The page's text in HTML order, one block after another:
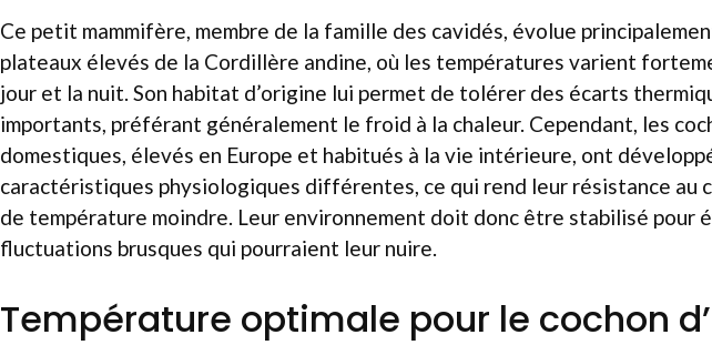
Ce petit mammifère, membre de la famille des cavidés, évolue
plateaux élevés de la Cordillère andine, où les températures varient
jour et la nuit. Son habitat d’origine lui permet de tolérer des écarts
importants, préférant généralement le froid à la chaleur. Cependant, les
domestiques, élevés en Europe et habitués à la vie intérieure, ont
caractéristiques physiologiques différentes, ce qui rend leur résistance au
de température moindre. Leur environnement doit donc être stabilisé pour
fluctuations brusques qui pourraient leur nuire.
Température optimale pour le cochon